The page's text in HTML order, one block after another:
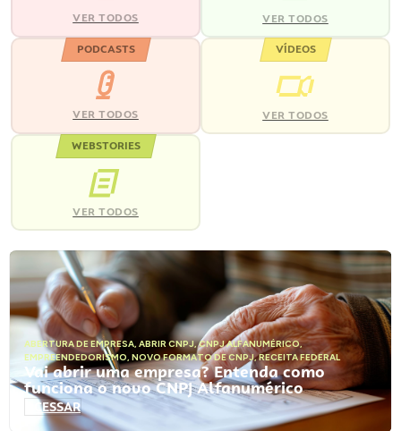
VER TODOS VER TODOS
PODCASTS
VER TODOS
VÍDEOS
VER TODOS
WEBSTORIES
VER TODOS
ABERTURA DE EMPRESA, ABRIR CNPJ,CNPJ ALFANUMÉRICO,
EMPREENDEDORISMO, NOVO FORMATO DE CNPJ,RECEITA FEDERAL
Vai abrir uma empresa? Entenda como
funciona o novo CNPJ Alfanumérico
ACESSAR